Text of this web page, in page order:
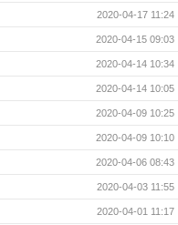
2020-04-17 11:24
2020-04-15 09:03
2020-04-14 10:34
2020-04-14 10:05
2020-04-09 10:25
2020-04-09 10:10
2020-04-06 08:43
2020-04-03 11:55
2020-04-01 11:17